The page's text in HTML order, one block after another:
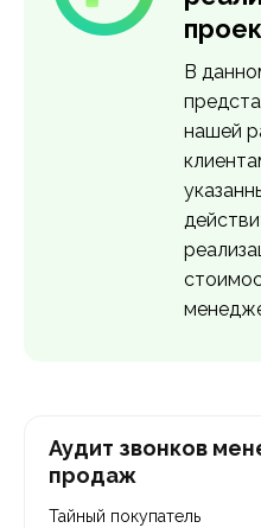
Узнать
В
нашей
Аудит звонков
продаж
Тайный покупатель